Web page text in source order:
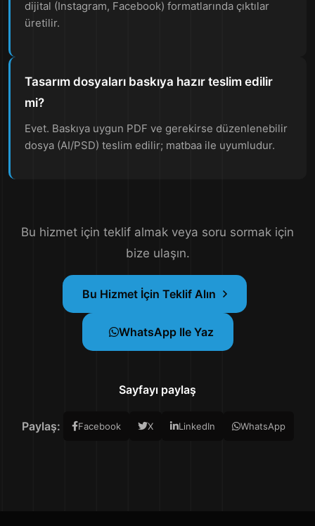
dijital (Instagram, Facebook) formatlarında çıktılar
üretilir.
Tasarım dosyaları baskıya hazır teslim edilir
mi?
Evet. Baskıya uygun PDF ve gerekirse düzenlenebilir
dosya (AI/PSD) teslim edilir; matbaa ile uyumludur.
Bu hizmet için teklif almak veya soru sormak için
bize ulaşın.
Bu Hizmet İçin Teklif Alın
WhatsApp Ile Yaz
Sayfayı paylaş
Paylaş: Facebook X LinkedIn WhatsApp